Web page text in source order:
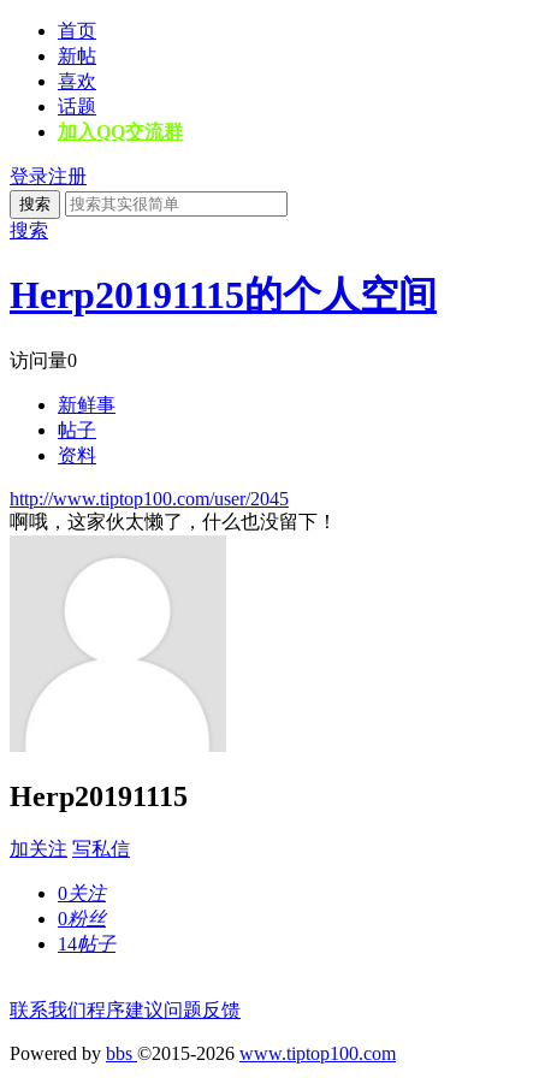
首页
新帖
喜欢
话题
加入QQ交流群
登录注册
搜索
搜索
Herp20191115的个人空间
访问量0
新鲜事
帖子
资料
http://www.tiptop100.com/user/2045
啊哦，这家伙太懒了，什么也没留下！
Herp20191115
加关注 写私信
0关注
0粉丝
14帖子
联系我们程序建议问题反馈
Powered by bbs ©2015-2026 www.tiptop100.com